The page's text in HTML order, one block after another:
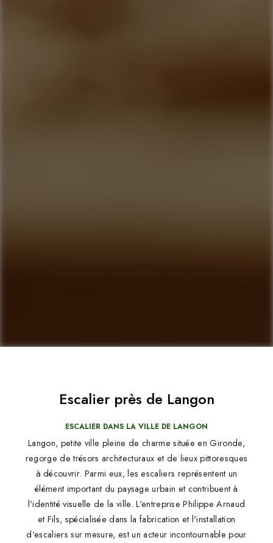
Escalier près de Langon
ESCALIER DANS LA VILLE DE LANGON
Langon, petite ville pleine de charme située en Gironde,
regorge de trésors architecturaux et de lieux pittoresques
à découvrir. Parmi eux, les escaliers représentent un
élément important du paysage urbain et contribuent à
l'identité visuelle de la ville. L'entreprise Philippe Arnaud
et Fils, spécialisée dans la fabrication et l'installation
d'escaliers sur mesure, est un acteur incontournable pour